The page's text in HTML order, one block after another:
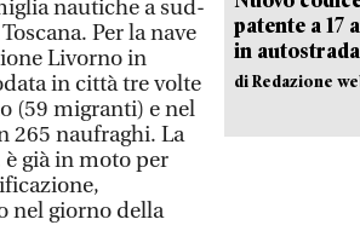
nautiche a sud-
Per la nave
Livorno in
in città tre volte
(59 migranti) e nel
265 naufraghi. La
già in moto per
nel giorno della
patente a 17
in
di Redazione